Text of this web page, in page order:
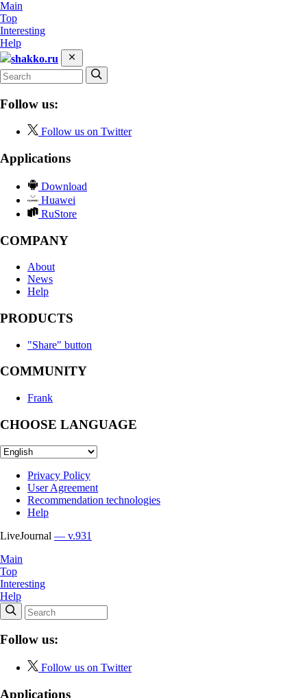
Main
Top
Interesting
Help
shakko.ru
Follow us:
Follow us on Twitter
Applications
Download
Huawei
RuStore
COMPANY
About
News
Help
PRODUCTS
"Share" button
COMMUNITY
Frank
CHOOSE LANGUAGE
Privacy Policy
User Agreement
Recommendation technologies
Help
LiveJournal — v.931
Main
Top
Interesting
Help
Follow us:
Follow us on Twitter
Applications